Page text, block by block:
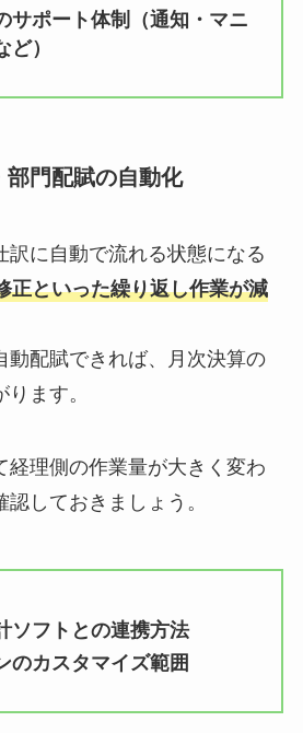
サポート体制（通知・マニ
）
門配賦の自動化
訳に自動で流れる状態になる
正といった繰り返し作業が減
動配賦できれば、月次決算の
ます。
経理側の作業量が大きく変わ
しておきましょう。
ソフトとの連携方法
のカスタマイズ範囲